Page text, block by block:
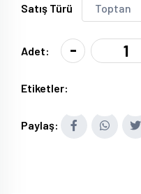
Satış Türü Toptan
Adet: -
Etiketler:
Paylaş: